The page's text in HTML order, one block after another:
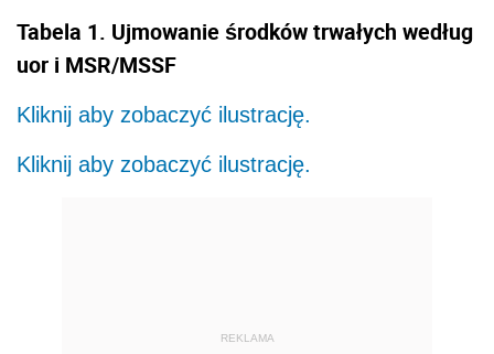
Tabela 1. Ujmowanie środków trwałych według
uor i MSR/MSSF
Kliknij aby zobaczyć ilustrację.
Kliknij aby zobaczyć ilustrację.
REKLAMA